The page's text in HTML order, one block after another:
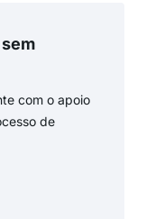
com o apoio
de